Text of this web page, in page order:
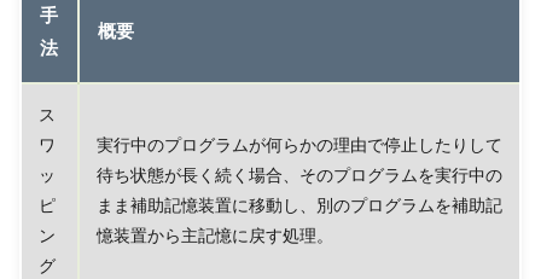
手
法
概要
ス
ワ
ッ
ピ
ン
グ
実行中のプログラムが何らかの理由で停止したりして
待ち状態が長く続く場合、そのプログラムを実行中の
まま補助記憶装置に移動し、別のプログラムを補助記
憶装置から主記憶に戻す処理。